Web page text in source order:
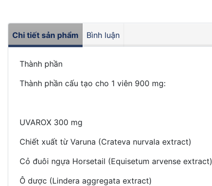
Chi tiết sản phẩm Bình luận
Thành phần
Thành phần cấu tạo cho 1 viên 900 mg:
UVAROX 300 mg
Chiết xuất từ Varuna (Crateva nurvala extract)
Cỏ đuôi ngựa Horsetail (Equisetum arvense extract)
Ô dược (Lindera aggregata extract)